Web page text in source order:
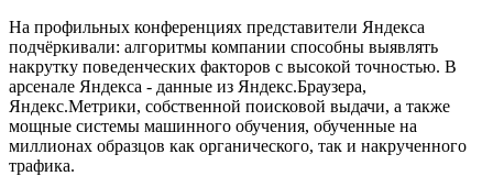
На профильных конференциях представители Яндекса
подчёркивали: алгоритмы компании способны выявлять
накрутку поведенческих факторов с высокой точностью. В
арсенале Яндекса - данные из Яндекс.Браузера,
Яндекс.Метрики, собственной поисковой выдачи, а также
мощные системы машинного обучения, обученные на
миллионах образцов как органического, так и накрученного
трафика.